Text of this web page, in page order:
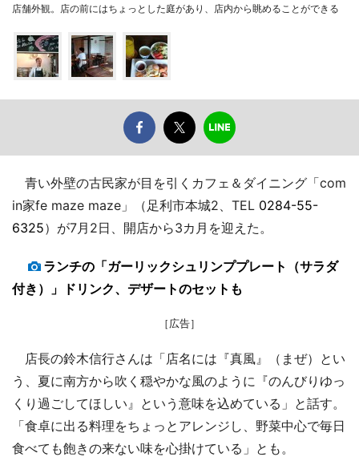
店舗外観。店の前にはちょっとした庭があり、店内から眺めることができる
青い外壁の古民家が目を引くカフェ＆ダイニング「com
in家fe maze maze」（足利市本城2、TEL 0284-55-
6325）が7月2日、開店から3カ月を迎えた。
ランチの「ガーリックシュリンププレート（サラダ
付き）」ドリンク、デザートのセットも
［広告］
店長の鈴木信行さんは「店名には『真風』（まぜ）とい
う、夏に南方から吹く穏やかな風のように『のんびりゆっ
くり過ごしてほしい』という意味を込めている」と話す。
「食卓に出る料理をちょっとアレンジし、野菜中心で毎日
食べても飽きの来ない味を心掛けている」とも。